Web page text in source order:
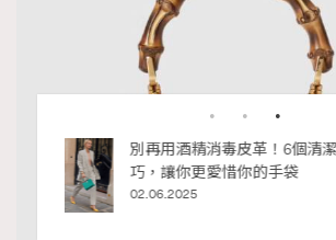
別再用酒精消毒皮革！6個清
巧，讓你更愛惜你的手袋
02.06.2025